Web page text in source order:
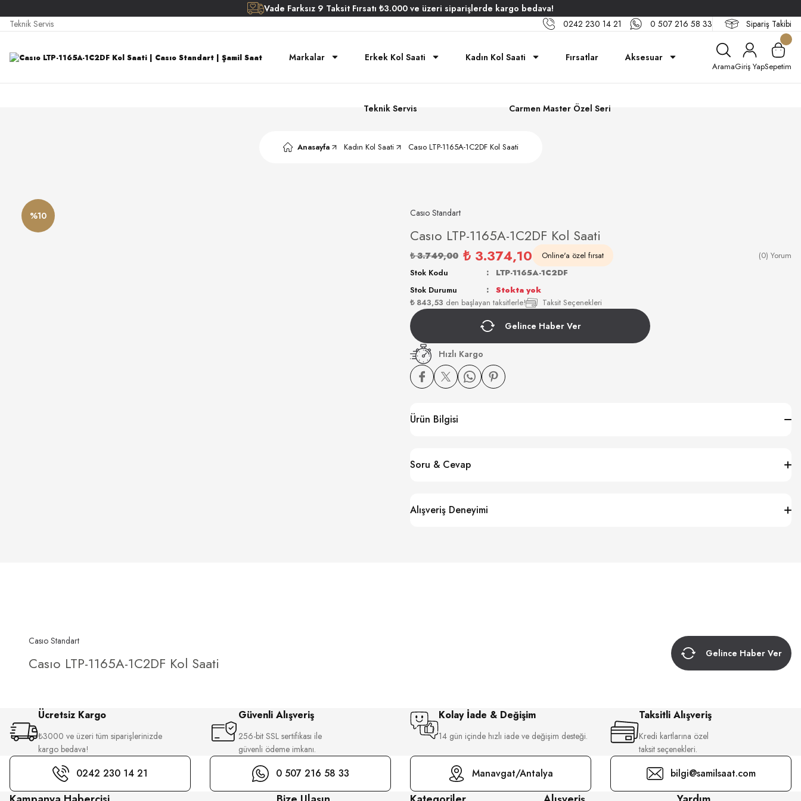
Vade Farksız 9 Taksit Fırsatı ₺3.000 ve üzeri siparişlerde kargo bedava!
Teknik Servis
0242 230 14 21 0 507 216 58 33 Sipariş Takibi
Markalar Erkek Kol Saati Kadın Kol Saati Fırsatlar Aksesuar
Teknik Servis Carmen Master Özel Seri
AramaGiriş YapSepetim
Anasayfa Kadın Kol Saati Casıo LTP-1165A-1C2DF Kol Saati
%10 Casıo Standart
Casıo LTP-1165A-1C2DF Kol Saati
₺ 3.749,00 ₺ 3.374,10 Online'a özel fırsat (0) Yorum
₺ 843,53 den başlayan taksitlerle! Taksit Seçenekleri
Stok Kodu
LTP-1165A-1C2DF
Stok Durumu
Stokta yok
Gelince Haber Ver
Hızlı Kargo
Ürün Bilgisi
Soru & Cevap
Alışveriş Deneyimi
Casıo Standart
Casıo LTP-1165A-1C2DF Kol Saati
Gelince Haber Ver
Ücretsiz Kargo
₺3000 ve üzeri tüm siparişlerinizde
kargo bedava!
Güvenli Alışveriş
256-bit SSL sertifikası ile
güvenli ödeme imkanı.
Kolay İade & Değişim
14 gün içinde hızlı iade ve değişim desteği.
Taksitli Alışveriş
Kredi kartlarına özel
taksit seçenekleri.
0242 230 14 21 0 507 216 58 33 Manavgat/Antalya bilgi@samilsaat.com